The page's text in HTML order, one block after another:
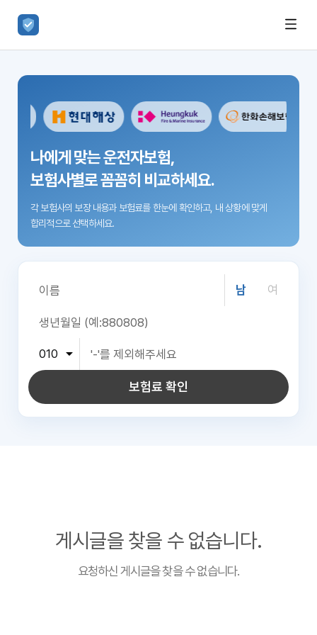
나에게 맞는 운전자보험,
보험사별로 꼼꼼히 비교하세요.
각 보험사의 보장 내용과 보험료를 한눈에 확인하고, 내 상황에 맞게
합리적으로 선택하세요.
남 여
보험료 확인
게시글을 찾을 수 없습니다.
요청하신 게시글을 찾을 수 없습니다.